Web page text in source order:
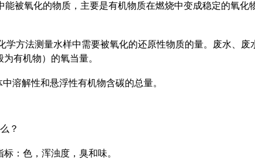
能被氧化的物质，主要是有机物质在燃烧中变成稳定的氧化
学方法测量水样中需要被氧化的还原性物质的量。废水、
有机物）的氧当量。
溶解性和悬浮性有机物含碳的总量。
？
：色，浑浊度，臭和味。